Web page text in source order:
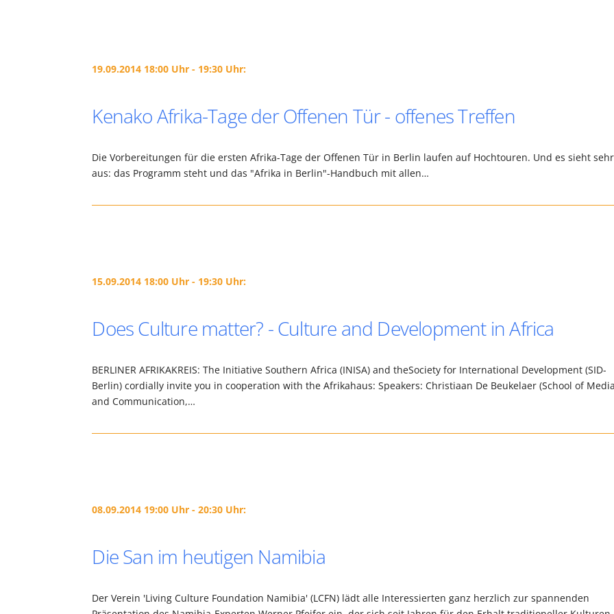
19.09.2014 18:00 Uhr - 19:30 Uhr:
Kenako Afrika-Tage der Offenen Tür - offenes Treffen
Die Vorbereitungen für die ersten Afrika-Tage der Offenen Tür in Berlin laufen auf Hochtouren. Und es sieht
aus: das Programm steht und das "Afrika in Berlin"-Handbuch mit allen…
15.09.2014 18:00 Uhr - 19:30 Uhr:
Does Culture matter? - Culture and Development in Africa
BERLINER AFRIKAKREIS: The Initiative Southern Africa (INISA) and theSociety for International Development (SID-
Berlin) cordially invite you in cooperation with the Afrikahaus: Speakers: Christiaan De Beukelaer (School of
and Communication,…
08.09.2014 19:00 Uhr - 20:30 Uhr:
Die San im heutigen Namibia
Der Verein 'Living Culture Foundation Namibia' (LCFN) lädt alle Interessierten ganz herzlich zur spannenden